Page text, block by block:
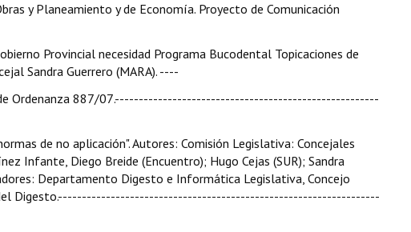
y Planeamiento y de Economía. Proyecto de Comunicación
Provincial necesidad Programa Bucodental Topicaciones de
Sandra Guerrero (MARA). ----
de Ordenanza 887/07.-------------------------------------------------------
de no aplicación". Autores: Comisión Legislativa: Concejales
Infante, Diego Breide (Encuentro); Hugo Cejas (SUR); Sandra
Departamento Digesto e Informática Legislativa, Concejo
del Digesto.-------------------------------------------------------------------